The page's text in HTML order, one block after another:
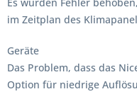
im Zeitplan des
Geräte
Das Problem, dass das
Option für niedrige